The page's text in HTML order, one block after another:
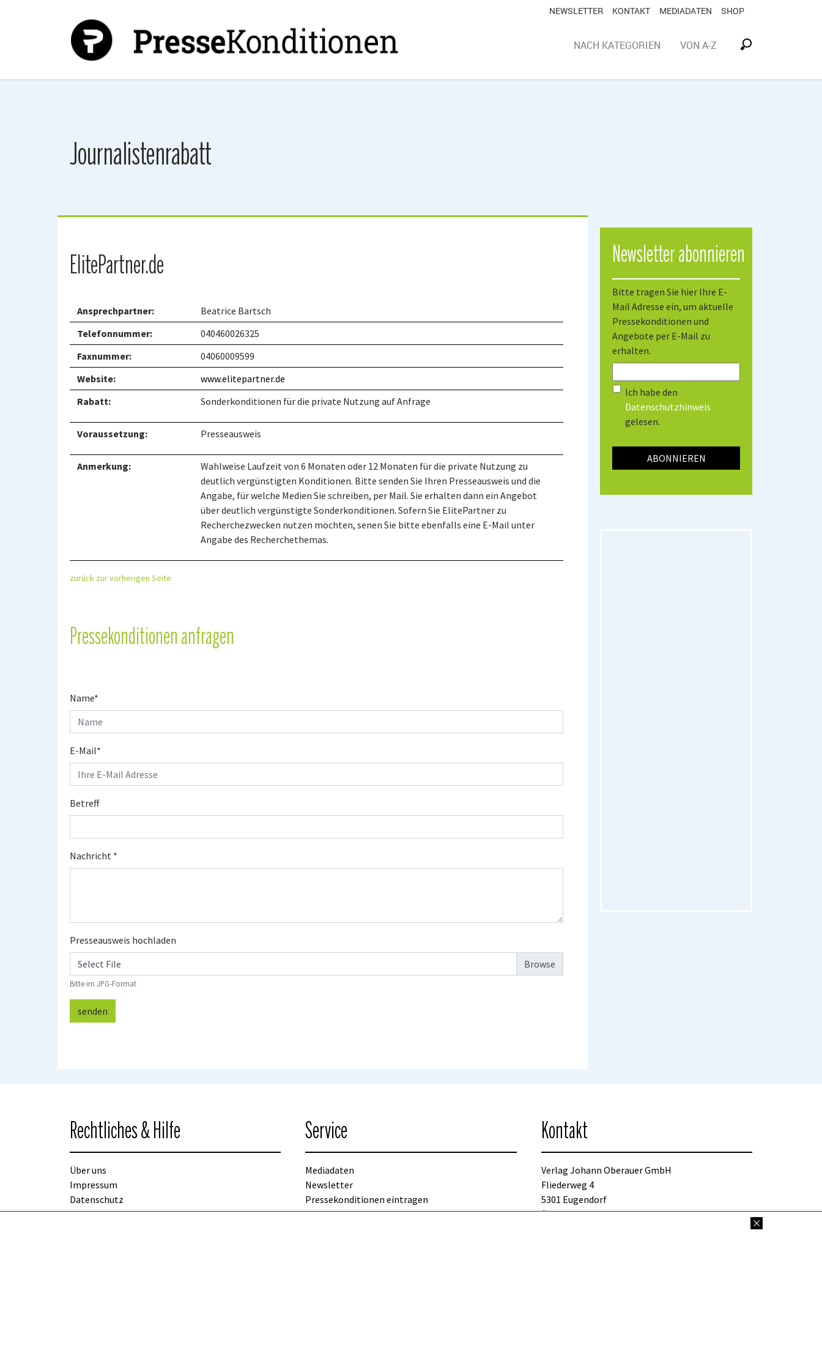
NACH KATEGORIEN VON A-Z
NEWSLETTER KONTAKT MEDIADATEN SHOP
Journalistenrabatt
ElitePartner.de
Ansprechpartner:
Beatrice Bartsch
Telefonnummer:
040460026325
Faxnummer:
04060009599
Website:
www.elitepartner.de
Rabatt:
Sonderkonditionen für die private Nutzung auf Anfrage
Voraussetzung: Presseausweis
Anmerkung:
Wahlweise Laufzeit von 6 Monaten oder 12 Monaten für die private Nutzung zu
deutlich vergünstigten Konditionen. Bitte senden Sie Ihren Presseausweis und die
Angabe, für welche Medien Sie schreiben, per Mail. Sie erhalten dann ein Angebot
über deutlich vergünstigte Sonderkonditionen. Sofern Sie ElitePartner zu
Recherchezwecken nutzen möchten, senen Sie bitte ebenfalls eine E-Mail unter
Angabe des Recherchethemas.
zurück zur vorherigen Seite
Pressekonditionen anfragen
Name*
E-Mail*
Betreff
Nachricht *
Presseausweis hochladen
Select File
Bitte im JPG-Format
senden
Newsletter abonnieren
Bitte tragen Sie hier Ihre E-
Mail Adresse ein, um aktuelle
Pressekonditionen und
Angebote per E-Mail zu
erhalten.
Ich habe den
Datenschutzhinweis
gelesen.
Rechtliches & Hilfe
Über uns
Impressum
Datenschutz
Service
Mediadaten
Newsletter
Pressekonditionen eintragen
Kontakt
Kontakt
Verlag Johann Oberauer GmbH
Fliederweg 4
5301 Eugendorf
Österreich